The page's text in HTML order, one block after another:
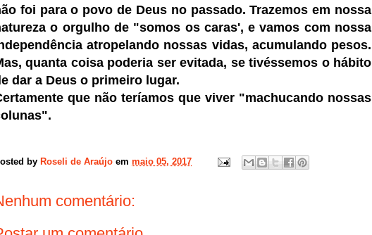
foi para o povo de Deus no passado. Trazemos em nossa
o orgulho de "somos os caras', e vamos com nossa
atropelando nossas vidas, acumulando pesos.
quanta coisa poderia ser evitada, se tivéssemos o hábito
dar a Deus o primeiro lugar.
que não teríamos que viver "machucando nossas
by Roseli de Araújo em maio 05, 2017
comentário: